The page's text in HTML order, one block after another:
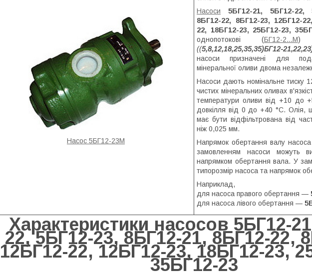
Насос 5БГ12-23М
Насоси
5БГ12-21, 5БГ12-22,
8БГ12-22, 8БГ12-23, 12БГ12-
22, 18БГ12-23, 25БГ12-23,
однопотокові (БГ12-2...М)
((5,8,12,18,25,35,35)БГ12-
насоси призначені для
мінеральної оливи двома
Насоси дають номінальне тиску
чистих мінеральних оливах
температури оливи від +10 до
довкілля від 0 до +40 °C. Олія,
має бути відфільтрована від
ніж 0,025 мм.
Напрямок обертання валу
замовленням насоси можуть
напрямком обертання вала. У
типорозмір насоса та напрямок
Наприклад,
для насоса правого обертання —
для насоса лівого обертання —
Характеристики насосов 5БГ12-
22, 5БГ12-23, 8БГ12-21, 8БГ12-22,
12БГ12-22, 12БГ12-23, 18БГ12-23,
35БГ12-23